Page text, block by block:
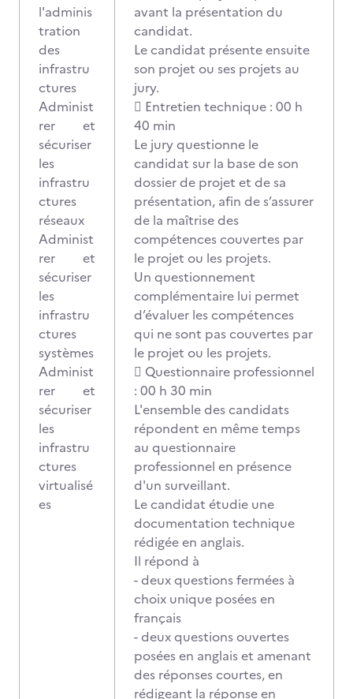
l'adminis
tration
des
infrastru
ctures
Administ
rer et
sécuriser
les
infrastru
ctures
réseaux
Administ
rer et
sécuriser
les
infrastru
ctures
systèmes
Administ
rer et
sécuriser
les
infrastru
ctures
virtualisé
es
avant la présentation du
candidat.
Le candidat présente ensuite
son projet ou ses projets au
jury.
 Entretien technique : 00 h
40 min
Le jury questionne le
candidat sur la base de son
dossier de projet et de sa
présentation, afin de s’assurer
de la maîtrise des
compétences couvertes par
le projet ou les projets.
Un questionnement
complémentaire lui permet
d’évaluer les compétences
qui ne sont pas couvertes par
le projet ou les projets.
 Questionnaire professionnel
: 00 h 30 min
L'ensemble des candidats
répondent en même temps
au questionnaire
professionnel en présence
d'un surveillant.
Le candidat étudie une
documentation technique
rédigée en anglais.
Il répond à
- deux questions fermées à
choix unique posées en
français
- deux questions ouvertes
posées en anglais et amenant
des réponses courtes, en
rédigeant la réponse en